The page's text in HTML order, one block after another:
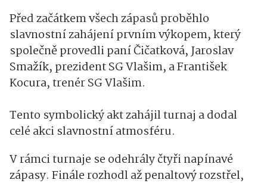
Před začátkem všech zápasů proběhlo
slavnostní zahájení prvním výkopem, který
společně provedli paní Čičatková, Jaroslav
Smažík, prezident SG Vlašim, a František
Kocura, trenér SG Vlašim.
Tento symbolický akt zahájil turnaj a dodal
celé akci slavnostní atmosféru.
V rámci turnaje se odehrály čtyři napínavé
zápasy. Finále rozhodl až penaltový rozstřel,